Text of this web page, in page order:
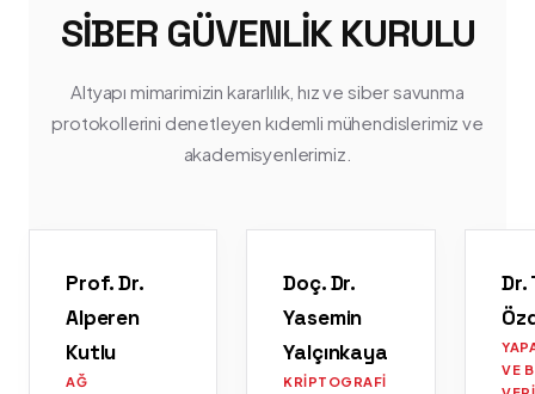
SIBER GÜVENLIK KURULU
Altyapı mimarimizin kararlılık, hız ve siber savunma
protokollerini denetleyen kıdemli mühendislerimiz ve
akademisyenlerimiz.
Prof. Dr.
Alperen
Kutlu
AĞ
Doç. Dr.
Yasemin
Yalçınkaya
KRIPTOGRAFI
Dr.
VE